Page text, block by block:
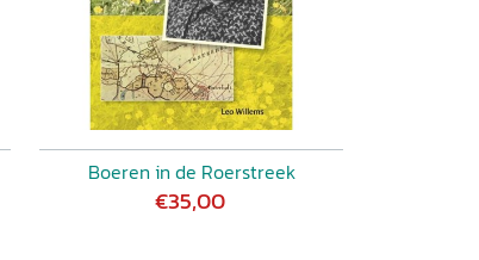
Boeren in de Roerstreek
€35,00